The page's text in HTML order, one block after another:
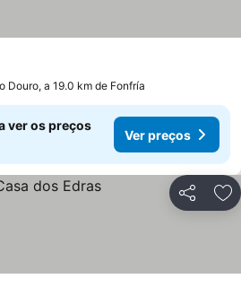
Douro, a 19.0 km de Fonfría
ver os preços
Ver preços
Partilhar